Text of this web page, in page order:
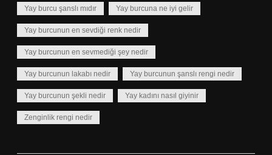
Yay burcu şanslı mıdır Yay burcuna ne iyi gelir
Yay burcunun en sevdiği renk nedir
Yay burcunun en sevmediği şey nedir
Yay burcunun lakabı nedir Yay burcunun şanslı rengi nedir
Yay burcunun şekli nedir Yay kadını nasıl giyinir
Zenginlik rengi nedir